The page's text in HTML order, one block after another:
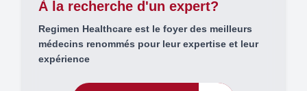
À la recherche d'un expert?
Regimen Healthcare est le foyer des meilleurs
médecins renommés pour leur expertise et leur
expérience